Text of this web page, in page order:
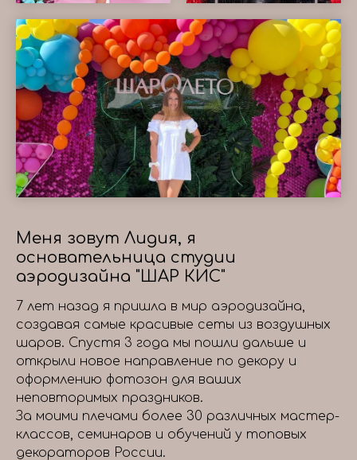
Меня зовут Лидия, я
основательница студии
аэродизайна "ШАР КИС"
7 лет назад я пришла в мир аэродизайна,
создавая самые красивые сеты из воздушных
шаров. Спустя 3 года мы пошли дальше и
открыли новое направление по декору и
оформлению фотозон для ваших
неповторимых праздников.
За моими плечами более 30 различных мастер-
классов, семинаров и обучений у топовых
декораторов России.